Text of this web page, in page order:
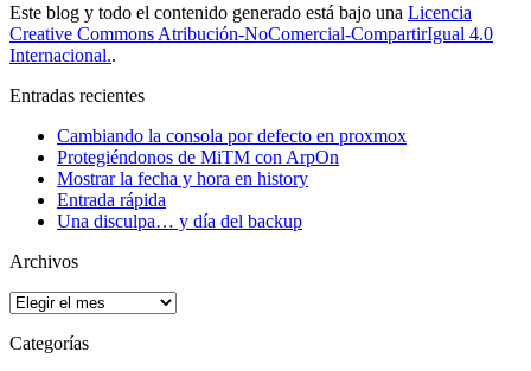
Este blog y todo el contenido generado está bajo una Licencia
Creative Commons Atribución-NoComercial-CompartirIgual 4.0
Internacional..
Entradas recientes
Cambiando la consola por defecto en proxmox
Protegiéndonos de MiTM con ArpOn
Mostrar la fecha y hora en history
Entrada rápida
Una disculpa… y día del backup
Archivos
Archivos
Categorías